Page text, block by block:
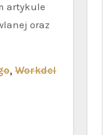
artykule
oraz
, Workdei